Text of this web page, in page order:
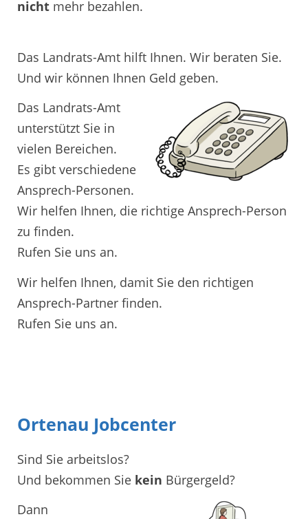
nicht mehr bezahlen.
Das Landrats-Amt hilft Ihnen. Wir beraten Sie.
Und wir können Ihnen Geld geben.
Das Landrats-Amt
unterstützt Sie in
vielen Bereichen.
Es gibt verschiedene
Ansprech-Personen.
Wir helfen Ihnen, die richtige Ansprech-Person
zu finden.
Rufen Sie uns an.
Wir helfen Ihnen, damit Sie den richtigen
Ansprech-Partner finden.
Rufen Sie uns an.
Ortenau Jobcenter
Sind Sie arbeitslos?
Und bekommen Sie kein Bürgergeld?
Dann